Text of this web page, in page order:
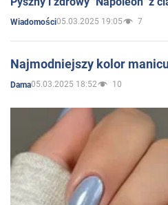
Wiadomości05.03.2025 19:05 7
Najmodniejszy kolor
Dama05.03.2025 18:52 10